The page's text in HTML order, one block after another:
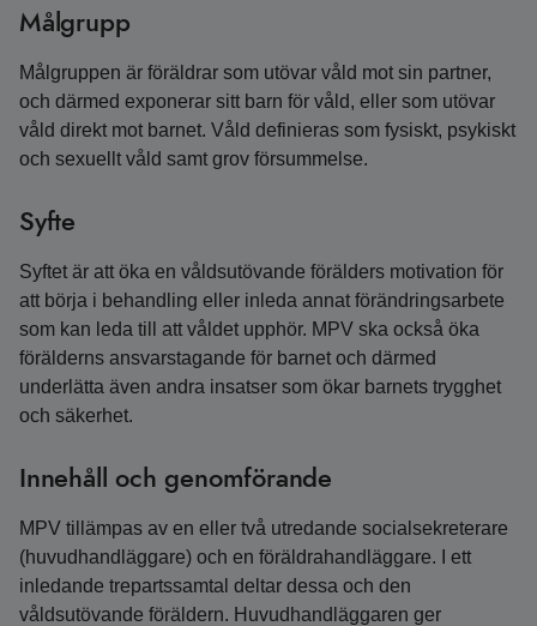
Målgrupp
Målgruppen är föräldrar som utövar våld mot sin partner,
och därmed exponerar sitt barn för våld, eller som utövar
våld direkt mot barnet. Våld definieras som fysiskt, psykiskt
och sexuellt våld samt grov försummelse.
Syfte
Syftet är att öka en våldsutövande förälders motivation för
att börja i behandling eller inleda annat förändringsarbete
som kan leda till att våldet upphör. MPV ska också öka
förälderns ansvarstagande för barnet och därmed
underlätta även andra insatser som ökar barnets trygghet
och säkerhet.
Innehåll och genomförande
MPV tillämpas av en eller två utredande socialsekreterare
(huvudhandläggare) och en föräldrahandläggare. I ett
inledande trepartssamtal deltar dessa och den
våldsutövande föräldern. Huvudhandläggaren ger